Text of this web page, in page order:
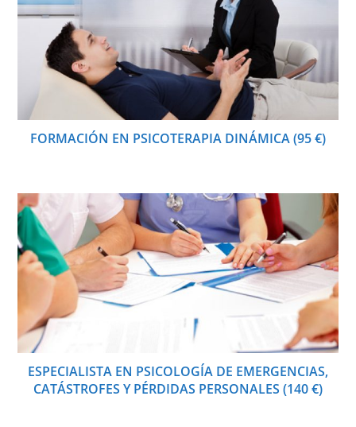
FORMACIÓN EN PSICOTERAPIA DINÁMICA (95 €)
ESPECIALISTA EN PSICOLOGÍA DE EMERGENCIAS,
CATÁSTROFES Y PÉRDIDAS PERSONALES (140 €)